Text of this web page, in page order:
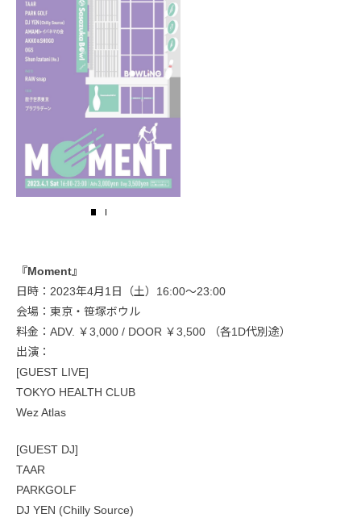
『Moment』
日時：2023年4月1日（土）16:00〜23:00
会場：東京・笹塚ボウル
料金：ADV. ￥3,000 / DOOR ￥3,500 （各1D代別途）
出演：
[GUEST LIVE]
TOKYO HEALTH CLUB
Wez Atlas
[GUEST DJ]
TAAR
PARKGOLF
DJ YEN (Chilly Source)